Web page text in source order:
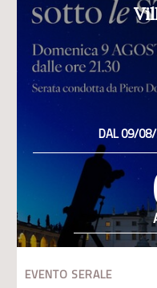
DAL 09/
EVENTO SERALE